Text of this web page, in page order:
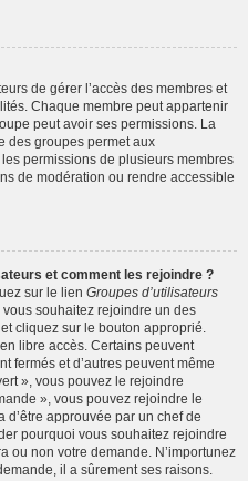
de gérer l’accès des membres et
Chaque membre peut appartenir
peut avoir ses permissions. La
des groupes permet aux
permissions de plusieurs membres
de modération ou rendre accessible
et comment les rejoindre ?
sur le lien Groupes d’utilisateurs
souhaitez rejoindre un des
cliquez sur le bouton approprié.
libre accès. Certains peuvent
fermés et d’autres peuvent même
», vous pouvez le rejoindre
», vous pouvez rejoindre le
approuvée par un chef de
pourquoi vous souhaitez rejoindre
ou non votre demande. N’importunez
il a sûrement ses raisons.